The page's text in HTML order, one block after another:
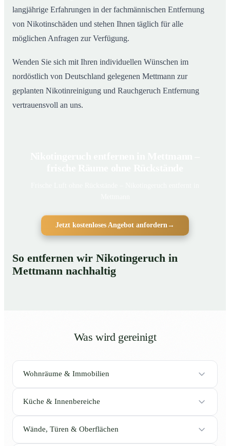
langjährige Erfahrungen in der fachmännischen Entfernung
von Nikotinschäden und stehen Ihnen täglich für alle
möglichen Anfragen zur Verfügung.
Wenden Sie sich mit Ihren individuellen Wünschen im
nordöstlich von Deutschland gelegenen Mettmann zur
geplanten Nikotinreinigung und Rauchgeruch Entfernung
vertrauensvoll an uns.
Jetzt kostenloses Angebot anfordern →
So entfernen wir Nikotingeruch in
Mettmann nachhaltig
Was wird gereinigt
Wohnräume & Immobilien
Küche & Innenbereiche
Wände, Türen & Oberflächen